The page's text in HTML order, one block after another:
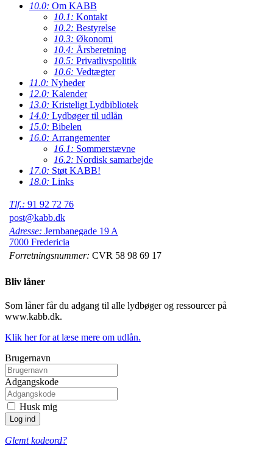
10.0: Om KABB
10.1: Kontakt
10.2: Bestyrelse
10.3: Økonomi
10.4: Årsberetning
10.5: Privatlivspolitik
10.6: Vedtægter
11.0: Nyheder
12.0: Kalender
13.0: Kristeligt Lydbibliotek
14.0: Lydbøger til udlån
15.0: Bibelen
16.0: Arrangementer
16.1: Sommerstævne
16.2: Nordisk samarbejde
17.0: Støt KABB!
18.0: Links
Tlf.: 91 92 72 76
post@kabb.dk
Adresse: Jernbanegade 19 A
7000 Fredericia
Forretningsnummer: CVR 58 98 69 17
Bliv låner
Som låner får du adgang til alle lydbøger og ressourcer på
www.kabb.dk.
Klik her for at læse mere om udlån.
Brugernavn
Adgangskode
Husk mig
Glemt kodeord?